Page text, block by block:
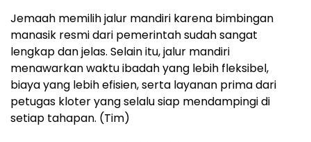
Jemaah memilih jalur mandiri karena bimbingan
manasik resmi dari pemerintah sudah sangat
lengkap dan jelas. Selain itu, jalur mandiri
menawarkan waktu ibadah yang lebih fleksibel,
biaya yang lebih efisien, serta layanan prima dari
petugas kloter yang selalu siap mendampingi di
setiap tahapan. (Tim)